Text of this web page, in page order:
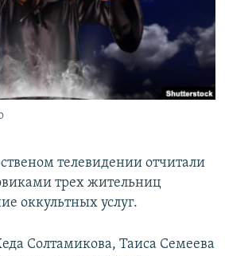
телевидении отчитали
трех жительниц
оккультных услуг.
Солтамикова, Таиса Семеева